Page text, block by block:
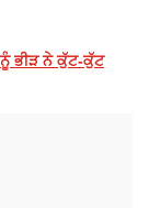
ਭੀੜ ਨੇ ਕੁੱਟ-ਕੁੱਟ